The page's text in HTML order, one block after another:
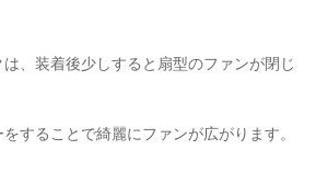
、装着後少しすると扇型のファンが閉じ
することで綺麗にファンが広がります。